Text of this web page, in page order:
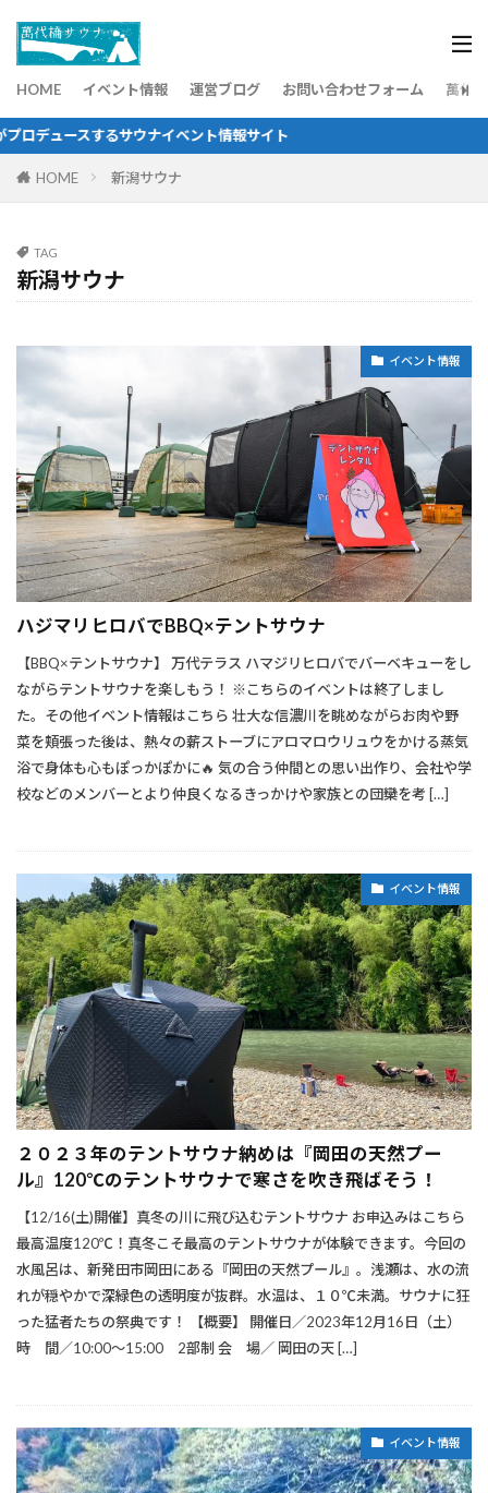
HOME イベント情報 運営ブログ お問い合わせフォーム 萬代
サウナイベント情報サイト
HOME 新潟サウナ
TAG
新潟サウナ
イベント情報
ハジマリヒロバでBBQ×テントサウナ
【BBQ×テントサウナ】 万代テラス ハマジリヒロバでバーベキューをし
ながらテントサウナを楽しもう！ ※こちらのイベントは終了しまし
た。その他イベント情報はこちら 壮大な信濃川を眺めながらお肉や野
菜を頬張った後は、熱々の薪ストーブにアロマロウリュウをかける蒸気
浴で身体も心もぽっかぽかに🔥 気の合う仲間との思い出作り、会社や学
校などのメンバーとより仲良くなるきっかけや家族との団欒を考 […]
イベント情報
２０２３年のテントサウナ納めは『岡田の天然プー
ル』120℃のテントサウナで寒さを吹き飛ばそう！
【12/16(土)開催】真冬の川に飛び込むテントサウナ お申込みはこちら
最高温度120℃！真冬こそ最高のテントサウナが体験できます。今回の
水風呂は、新発田市岡田にある『岡田の天然プール』。浅瀬は、水の流
れが穏やかで深緑色の透明度が抜群。水温は、１０℃未満。サウナに狂
った猛者たちの祭典です！ 【概要】 開催日／2023年12月16日（土）
時 間／10:00～15:00 2部制 会 場／ 岡田の天 […]
イベント情報